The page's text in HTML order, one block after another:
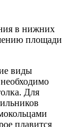
в нижних
площади
виды
Для
плавится